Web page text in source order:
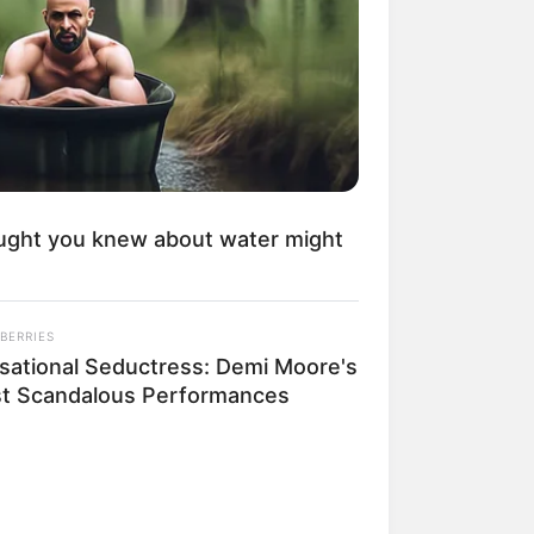
Ngakak, 10 Potret
Murah Pakai Bahan
Mainstream, 10 Cara
Barang Belanjaan
Warga Thailand
you knew about water might
Seductress: Demi Moore's
Scandalous Performances